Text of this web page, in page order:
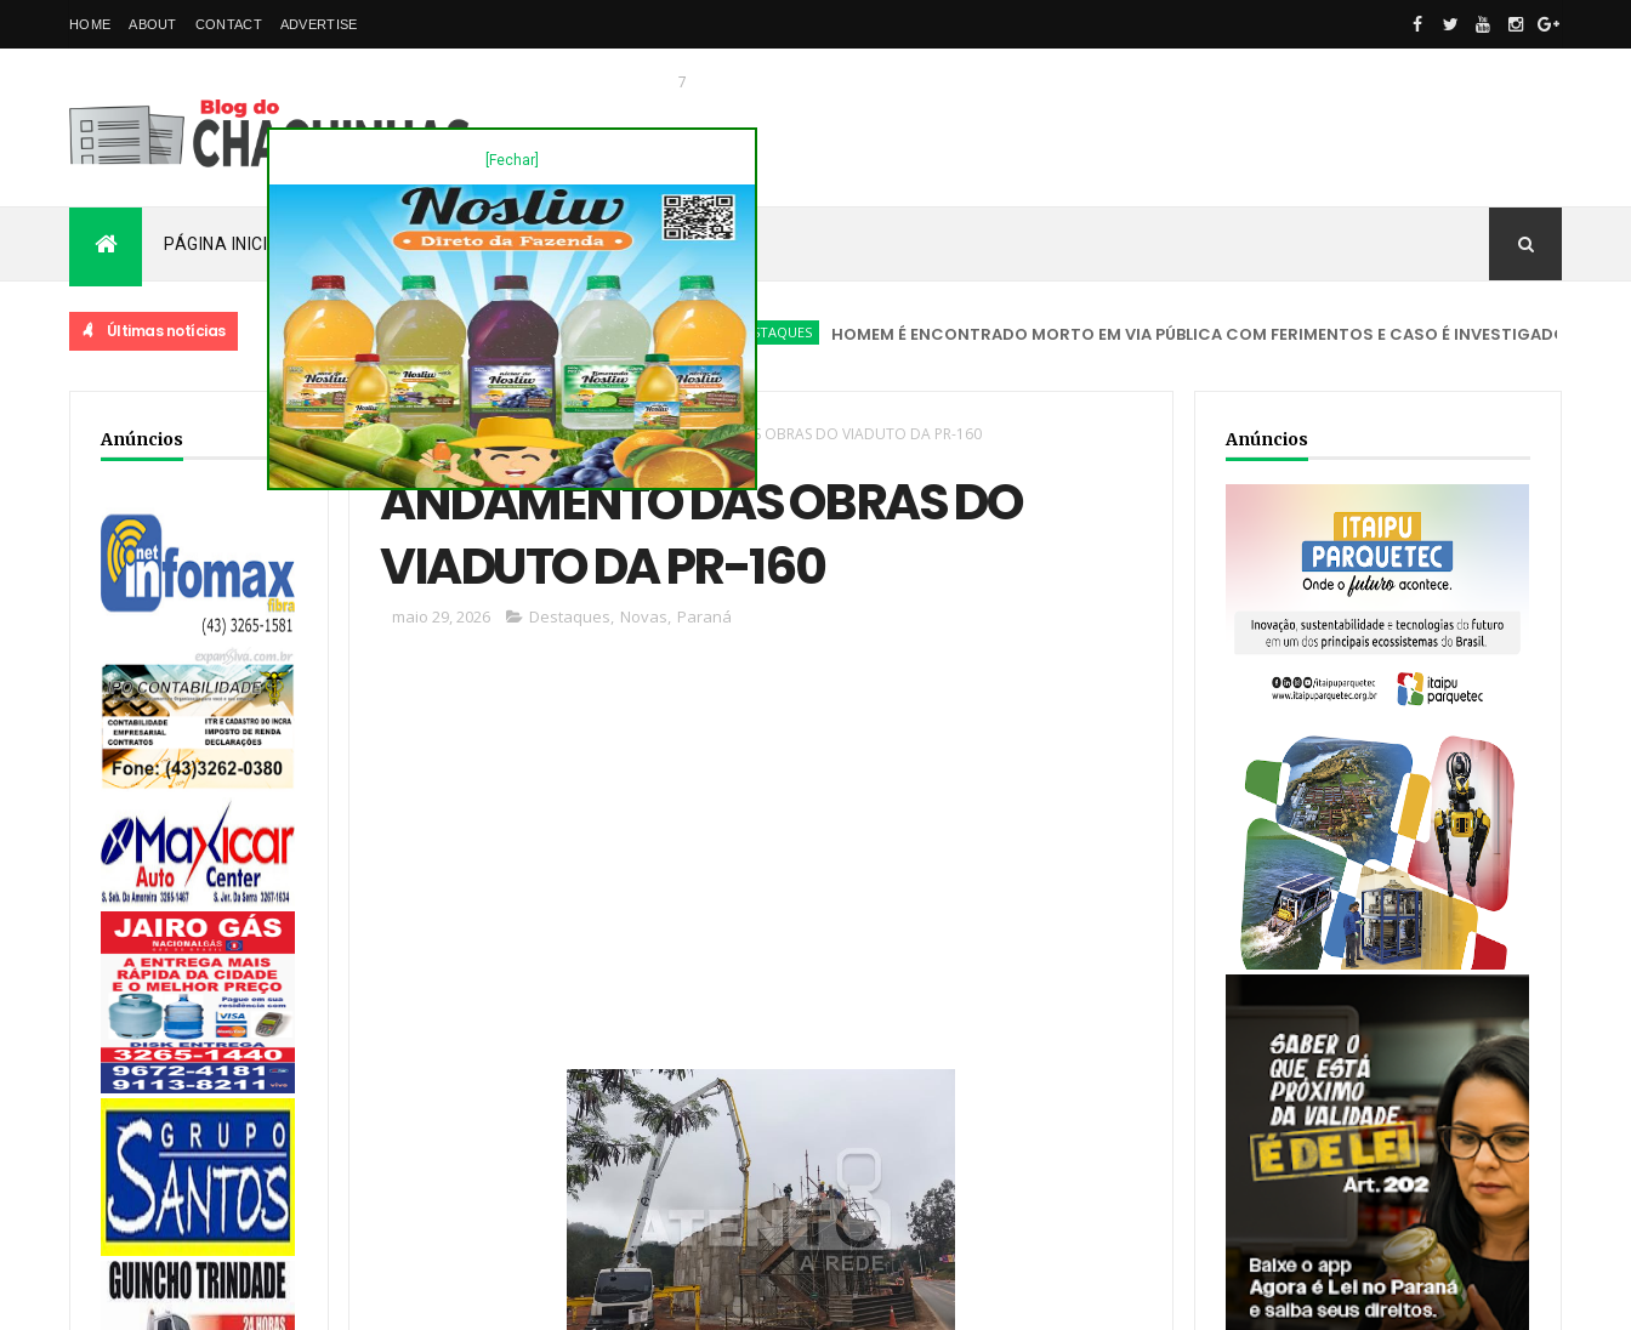
[Fechar]
HOME ABOUT CONTACT ADVERTISE
7
PÁGINA INICIAL PLANTÃO FALE COM O CHAGUINHAS
Últimas notícias DESTAQUES HOMEM É ENCONTRADO MORTO EM VIA PÚBLICA COM FERIMENTOS E CASO É INVESTIGADO ACIDENTE
Anúncios Home/Destaques/Novas/Paraná/ANDAMENTO DAS OBRAS DO VIADUTO DA PR-160
ANDAMENTO DAS OBRAS DO
VIADUTO DA PR-160
maio 29, 2026 Destaques, Novas, Paraná
Anúncios